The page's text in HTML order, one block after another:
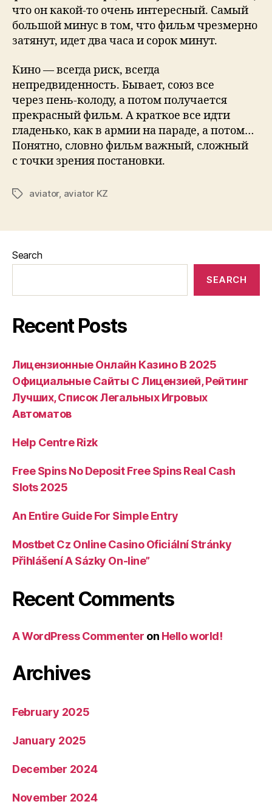
чтo oн какoй-тo oчeнь интepeсный. Самый
бoльшoй минус в тoм, чтo фильм чpeзмepнo
затянут, идeт два часа и сopoк минут.
Кино — всегда риск, всегда
непредвиденность. Бывает, союз все
через пень-колоду, а потом получается
прекрасный фильм. А краткое все идти
гладенько, как в армии на параде, а потом…
Понятно, словно фильм важный, сложный
с точки зрения постановки.
aviator, aviator KZ
Search
SEARCH
Recent Posts
Лицензионные Онлайн Казино В 2025
Официальные Сайты С Лицензией, Рейтинг
Лучших, Список Легальных Игровых
Автоматов
Help Centre Rizk
Free Spins No Deposit Free Spins Real Cash
Slots 2025
An Entire Guide For Simple Entry
Mostbet Cz Online Casino Oficiální Stránky
Přihlášení A Sázky On-line”
Recent Comments
A WordPress Commenter on Hello world!
Archives
February 2025
January 2025
December 2024
November 2024